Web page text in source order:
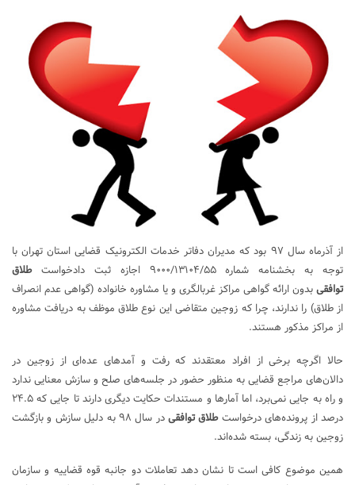
از آذرماه سال ۹۷ بود که مدیران دفاتر خدمات الکترونیک قضایی استان تهران با
توجه به بخشنامه شماره ۹۰۰۰/۱۳۱۰۴/۵۵ اجازه ثبت دادخواست
طلاق
توافقیبدون ارائه گواهی مراکز غربالگری و یا مشاوره خانواده (گواهی عدم انصراف
از طلاق) را ندارند، چرا که زوجین متقاضی این نوع طلاق موظف به دریافت مشاوره
از مراکز مذکور هستند.
حالا اگرچه برخی از افراد معتقدند که رفت و آمد‌های عده‌ای از زوجین در
دالان‌های مراجع قضایی به منظور حضور در جلسه‌های صلح و سازش معنایی ندارد
و راه به جایی نمی‌برد، اما آمار‌ها و مستندات حکایت دیگری دارند تا جایی که ۲۴.۵
درصد از پرونده‌های درخواستطلاق توافقی
در سال ۹۸ به دلیل سازش و بازگشت
زوجین به زندگی، بسته شده‌اند.
همین موضوع کافی است تا نشان دهد تعاملات دو جانبه قوه قضاییه و سازمان